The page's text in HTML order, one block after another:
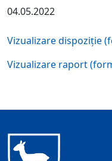
04.05.2022
Vizualizare dispoziție
Vizualizare raport